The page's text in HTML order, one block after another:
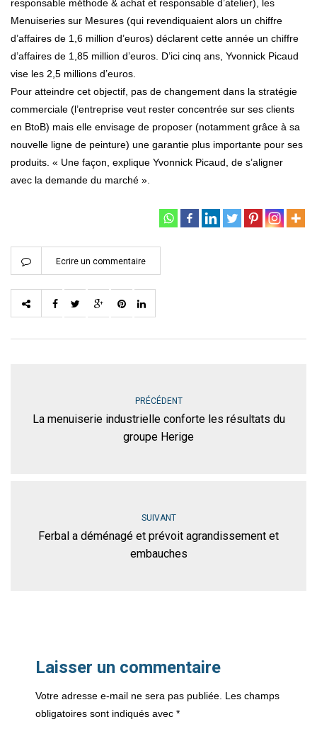
responsable méthode & achat et responsable d’atelier), les
Menuiseries sur Mesures (qui revendiquaient alors un chiffre
d’affaires de 1,6 million d’euros) déclarent cette année un chiffre
d’affaires de 1,85 million d’euros. D’ici cinq ans, Yvonnick Picaud
vise les 2,5 millions d’euros.
Pour atteindre cet objectif, pas de changement dans la stratégie
commerciale (l’entreprise veut rester concentrée sur ses clients
en BtoB) mais elle envisage de proposer (notamment grâce à sa
nouvelle ligne de peinture) une garantie plus importante pour ses
produits. « Une façon, explique Yvonnick Picaud, de s’aligner
avec la demande du marché ».
Ecrire un commentaire
PRÉCÉDENT
La menuiserie industrielle conforte les résultats du
groupe Herige
SUIVANT
Ferbal a déménagé et prévoit agrandissement et
embauches
Laisser un commentaire
Votre adresse e-mail ne sera pas publiée. Les champs
obligatoires sont indiqués avec *